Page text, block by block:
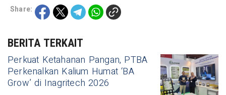
Share:
BERITA TERKAIT
Perkuat Ketahanan Pangan, PTBA
Perkenalkan Kalium Humat ‘BA
Grow’ di Inagritech 2026